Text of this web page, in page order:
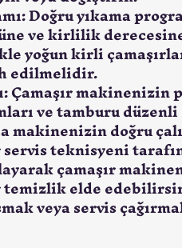
Doğru yıkama
ve kirlilik
yoğun kirli
edilmelidir.
Çamaşır makinenizin
ve tamburu
makinenizin doğru
servis teknisyeni
çamaşır
elde
veya servis